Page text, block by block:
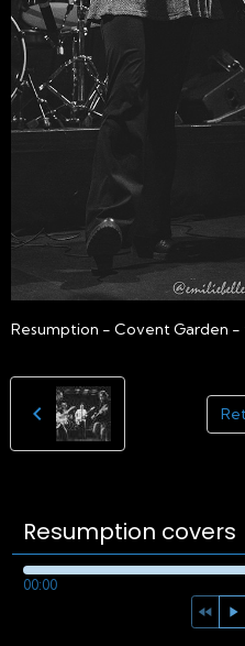
Resumption - Covent Garden -
Resumption covers
00:00